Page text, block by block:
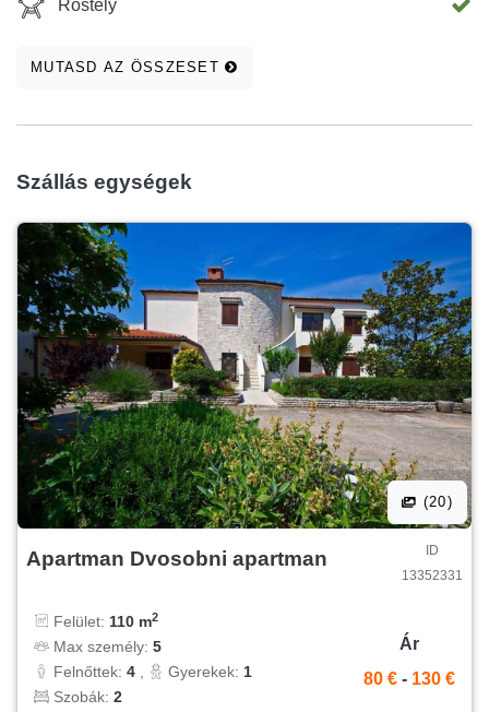
Rostély
MUTASD AZ ÖSSZESET
Szállás egységek
(20)
Apartman Dvosobni apartman
ID
13352331
Felület: 110 m2
Max személy: 5
Felnőttek: 4 Gyerekek: 1
Szobák: 2
Ár
80 € - 130 €